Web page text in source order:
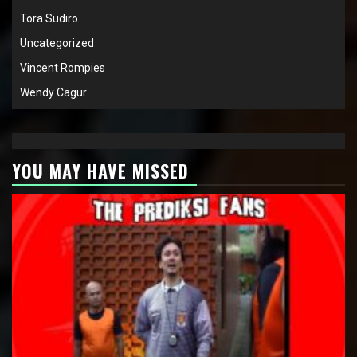
Tora Sudiro
Uncategorized
Vincent Rompies
Wendy Cagur
YOU MAY HAVE MISSED